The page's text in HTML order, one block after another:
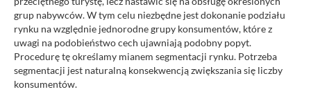
grup nabywców. W tym celu niezbędne jest dokonanie podziału
rynku na względnie jednorodne grupy konsumentów, które z
uwagi na podobieństwo cech ujawniają podobny popyt.
Procedurę tę określamy mianem segmentacji rynku. Potrzeba
segmentacji jest naturalną konsekwencją zwiększania się liczby
konsumentów.